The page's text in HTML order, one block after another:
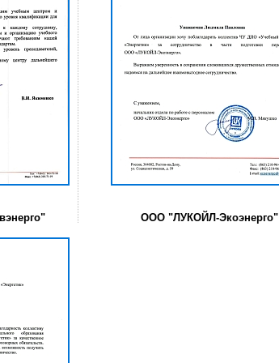
ООО "ЛУКОЙЛ-Экоэнерго"